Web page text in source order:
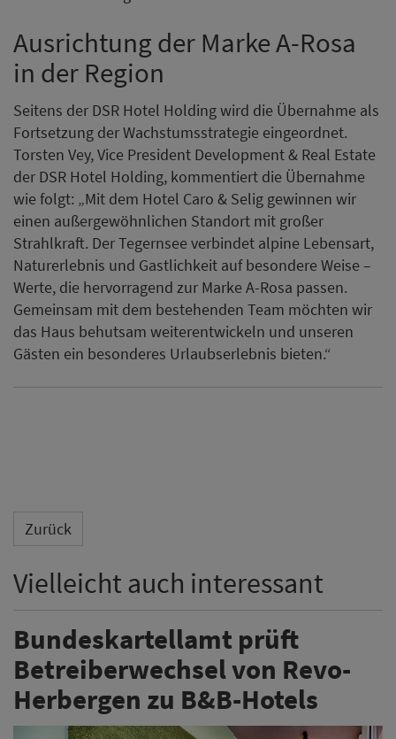
Ausrichtung der Marke A-Rosa
in der Region
Seitens der DSR Hotel Holding wird die Übernahme als
Fortsetzung der Wachstumsstrategie eingeordnet.
Torsten Vey, Vice President Development & Real Estate
der DSR Hotel Holding, kommentiert die Übernahme
wie folgt: „Mit dem Hotel Caro & Selig gewinnen wir
einen außergewöhnlichen Standort mit großer
Strahlkraft. Der Tegernsee verbindet alpine Lebensart,
Naturerlebnis und Gastlichkeit auf besondere Weise –
Werte, die hervorragend zur Marke A-Rosa passen.
Gemeinsam mit dem bestehenden Team möchten wir
das Haus behutsam weiterentwickeln und unseren
Gästen ein besonderes Urlaubserlebnis bieten.“
Zurück
Vielleicht auch interessant
Bundeskartellamt prüft
Betreiberwechsel von Revo-
Herbergen zu B&B-Hotels